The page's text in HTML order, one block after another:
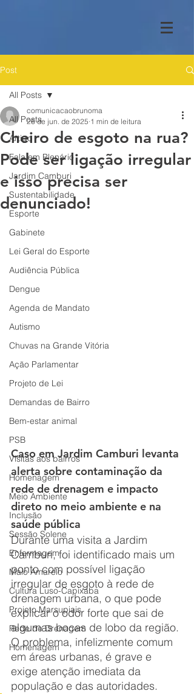
Post
All Posts
Artigo
Fala em Plenário
Jardim Camburi
Sustentabilidade
Esporte
Gabinete
Lei Geral do Esporte
Audiência Pública
Dengue
Agenda de Mandato
Autismo
Chuvas na Grande Vitória
Ação Parlamentar
Projeto de Lei
Demandas de Bairro
Bem-estar animal
PSB
Visitas aos bairros
Homenagem
Meio Ambiente
Inclusão
Sessão Solene
Enfermagem
Maio Amarelo
Cultura Luso-Capixaba
Projeto Marsupiais
Rede de Drenagem
Homenagem
All Posts
Cheiro de esgoto na rua?
Pode ser ligação irregular
e isso precisa ser
denunciado!
comunicacaobrunoma
26 de jun. de 2025 1 min de leitura
Caso em Jardim Camburi levanta
alerta sobre contaminação da
rede de drenagem e impacto
direto no meio ambiente e na
saúde pública
Durante uma visita a Jardim
Camburi, foi identificado mais um
ponto com possível ligação
irregular de esgoto à rede de
drenagem urbana, o que pode
explicar o odor forte que sai de
algumas bocas de lobo da região.
O problema, infelizmente comum
em áreas urbanas, é grave e
exige atenção imediata da
população e das autoridades.